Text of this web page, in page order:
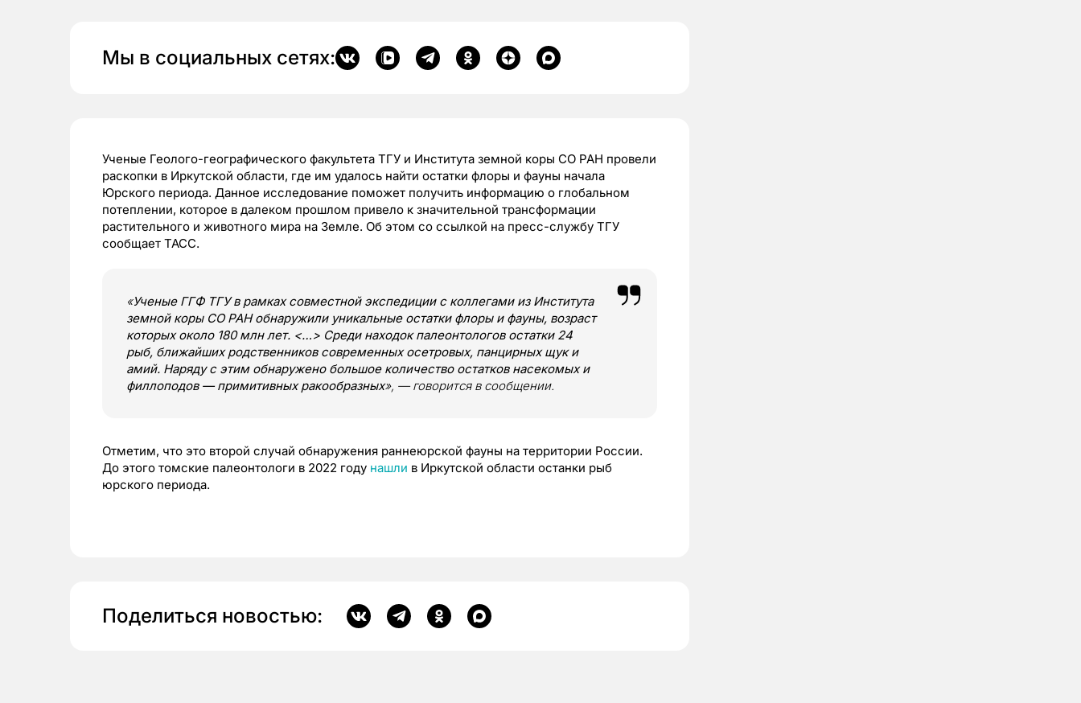
Мы в социальных сетях:
Ученые Геолого-географического факультета ТГУ и Института земной коры СО РАН провели
раскопки в Иркутской области, где им удалось найти остатки флоры и фауны начала
Юрского периода. Данное исследование поможет получить информацию о глобальном
потеплении, которое в далеком прошлом привело к значительной трансформации
растительного и животного мира на Земле. Об этом со ссылкой на пресс-службу ТГУ
сообщает ТАСС.
«Ученые ГГФ ТГУ в рамках совместной экспедиции с коллегами из Института
земной коры СО РАН обнаружили уникальные остатки флоры и фауны, возраст
которых около 180 млн лет. <…> Среди находок палеонтологов остатки 24
рыб, ближайших родственников современных осетровых, панцирных щук и
амий. Наряду с этим обнаружено большое количество остатков насекомых и
филлоподов — примитивных ракообразных», — говорится в сообщении.
Отметим, что это второй случай обнаружения раннеюрской фауны на территории России.
До этого томские палеонтологи в 2022 году нашли в Иркутской области останки рыб
юрского периода.
Поделиться новостью: